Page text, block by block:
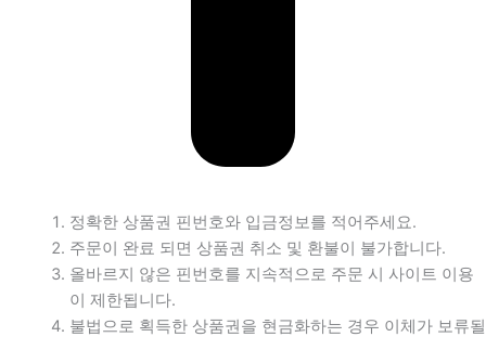
정확한 상품권 핀번호와 입금정보를 적어주세요.
주문이 완료 되면 상품권 취소 및 환불이 불가합니다.
올바르지 않은 핀번호를 지속적으로 주문 시 사이트 이용
이 제한됩니다.
불법으로 획득한 상품권을 현금화하는 경우 이체가 보류될